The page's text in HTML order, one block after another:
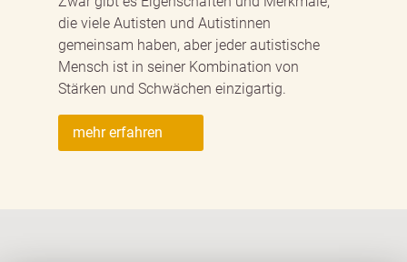
die viele Autisten und Autistinnen
gemeinsam haben, aber jeder autistische
Mensch ist in seiner Kombination von
Stärken und Schwächen einzigartig.
mehr erfahren